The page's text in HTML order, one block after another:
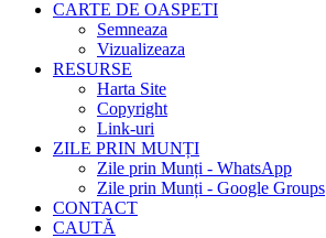
CARTE DE OASPETI
Semneaza
Vizualizeaza
RESURSE
Harta Site
Copyright
Link-uri
ZILE PRIN MUNȚI
Zile prin Munți - WhatsApp
Zile prin Munți - Google Groups
CONTACT
CAUTĂ